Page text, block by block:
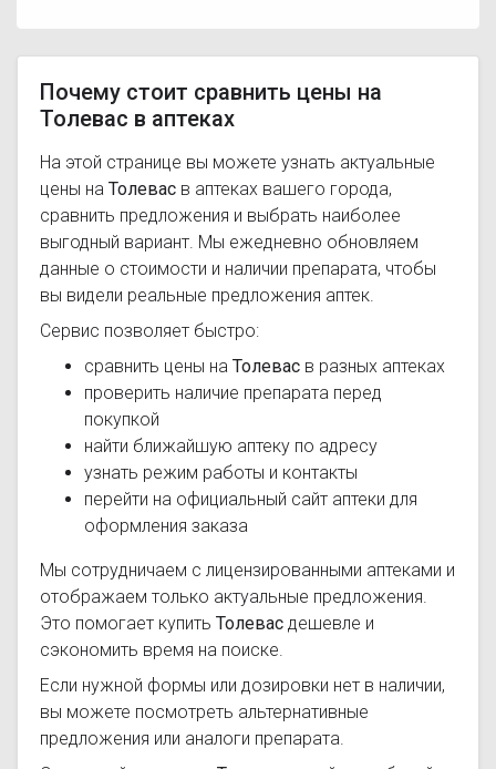
Почему стоит сравнить цены на
Толевас в аптеках
На этой странице вы можете узнать актуальные
цены на Толевас в аптеках вашего города,
сравнить предложения и выбрать наиболее
выгодный вариант. Мы ежедневно обновляем
данные о стоимости и наличии препарата, чтобы
вы видели реальные предложения аптек.
Сервис позволяет быстро:
сравнить цены на Толевас в разных аптеках
проверить наличие препарата перед
покупкой
найти ближайшую аптеку по адресу
узнать режим работы и контакты
перейти на официальный сайт аптеки для
оформления заказа
Мы сотрудничаем с лицензированными аптеками и
отображаем только актуальные предложения.
Это помогает купить Толевас дешевле и
сэкономить время на поиске.
Если нужной формы или дозировки нет в наличии,
вы можете посмотреть альтернативные
предложения или аналоги препарата.